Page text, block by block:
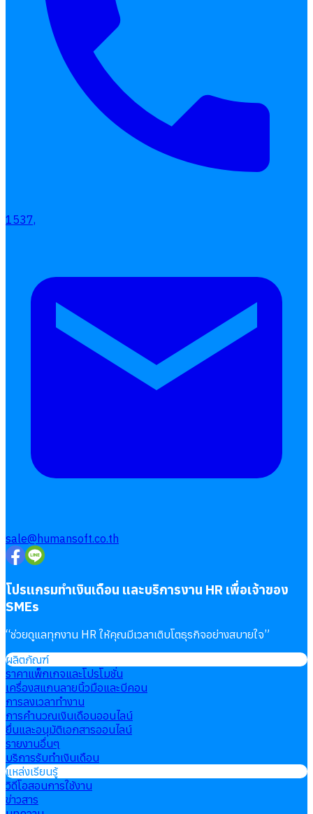
1537,
sale@humansoft.co.th
โปรแกรมทำเงินเดือน และบริการงาน HR เพื่อเจ้าของ
SMEs
“ช่วยดูแลทุกงาน HR ให้คุณมีเวลาเติบโตธุรกิจอย่างสบายใจ”
ผลิตภัณฑ์
ราคาแพ็กเกจและโปรโมชั่น
เครื่องสแกนลายนิ้วมือและบีคอน
การลงเวลาทำงาน
การคำนวณเงินเดือนออนไลน์
ยื่นและอนุมัติเอกสารออนไลน์
รายงานอื่นๆ
บริการรับทำเงินเดือน
แหล่งเรียนรู้
วิดีโอสอนการใช้งาน
ข่าวสาร